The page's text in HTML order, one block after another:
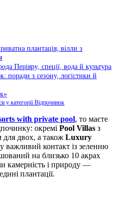
плантація, вілли з
Періяру, спеції, вода й культура
поради з сезону, логістики й
у категорії Відпочинок
with private pool, то маєте
окремі Pool Villas з
для двох, а також Luxury
важливий контакт із зеленню
на близько 10 акрах
камерність і природу —
плантації.